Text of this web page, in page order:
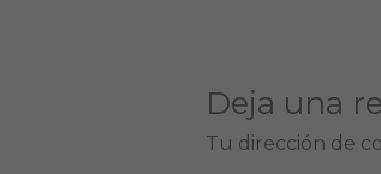
Deja una
Tu dirección de